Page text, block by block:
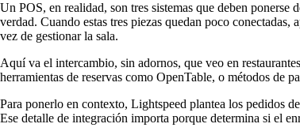
Un POS, en realidad, son tres sistemas que deben
verdad. Cuando estas tres piezas quedan poco
vez de gestionar la sala.
Aquí va el intercambio, sin adornos, que veo en
herramientas de reservas como OpenTable, o métodos de
Para ponerlo en contexto, Lightspeed plantea los pedidos
Ese detalle de integración importa porque determina si el